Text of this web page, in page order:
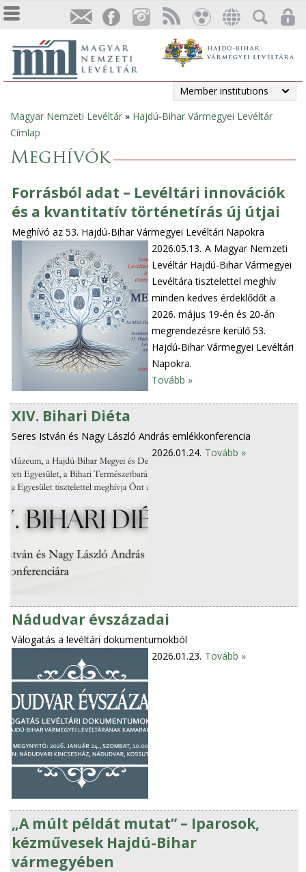
Member institutions
You
are
Magyar Nemzeti Levéltár » Hajdú-Bihar Vármegyei Levéltár
Címlap
Meghívók
Forrásból adat – Levéltári innovációk
és a kvantitatív történetírás új útjai
Meghívó az 53. Hajdú-Bihar Vármegyei Levéltári Napokra
2026.05.13. A Magyar Nemzeti
Levéltár Hajdú-Bihar Vármegyei
Levéltára tisztelettel meghív
minden kedves érdeklődőt a
2026. május 19-én és 20-án
megrendezésre kerülő 53.
Hajdú-Bihar Vármegyei Levéltári
Napokra.
Tovább »
XIV. Bihari Diéta
Seres István és Nagy László András emlékkonferencia
2026.01.24. Tovább »
Nádudvar évszázadai
Válogatás a levéltári dokumentumokból
2026.01.23. Tovább »
„A múlt példát mutat” – Iparosok,
kézművesek Hajdú-Bihar
vármegyében